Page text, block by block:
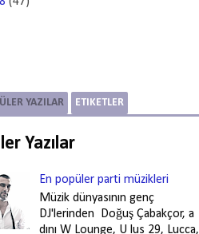
YAZILAR ETIKETLER
Yazılar
En popüler parti müzikleri
Müzik dünyasının genç
DJ'lerinden Doğuş Çabakçor, a
dını W Lounge, U lus 29, Lucca,